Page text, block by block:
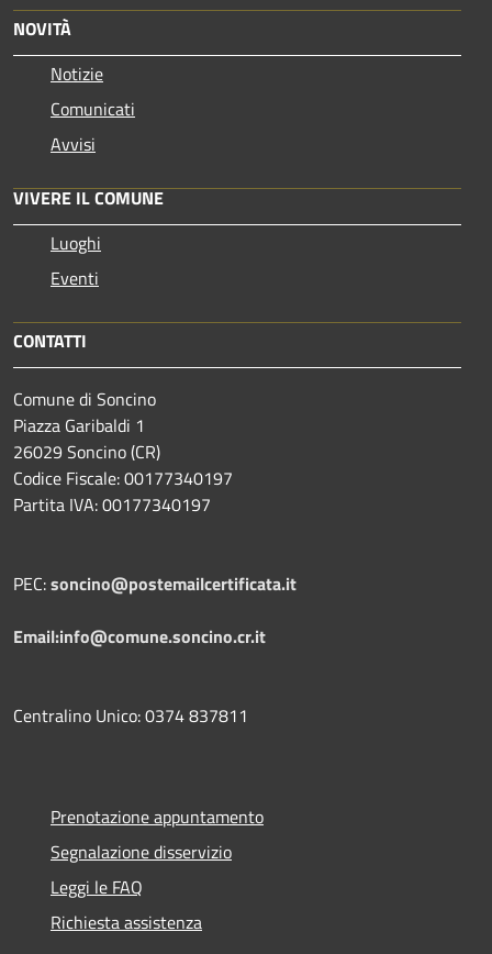
NOVITÀ
Notizie
Comunicati
Avvisi
VIVERE IL COMUNE
Luoghi
Eventi
CONTATTI
Comune di Soncino
Piazza Garibaldi 1
26029 Soncino (CR)
Codice Fiscale: 00177340197
Partita IVA: 00177340197
PEC:soncino@postemailcertificata.it
Email:info@comune.soncino.cr.it
Centralino Unico: 0374 837811
Prenotazione appuntamento
Segnalazione disservizio
Leggi le FAQ
Richiesta assistenza